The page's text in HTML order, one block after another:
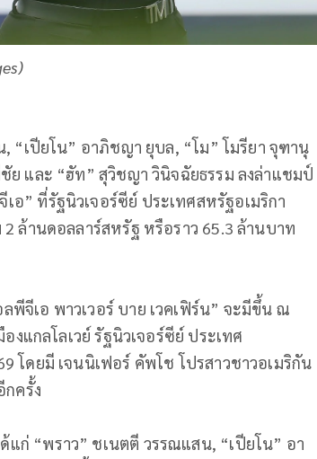
“เปียโน” อาภิชญา ยุบล, “โม” โมรียา จุฑานุ
และ “ฮัท” สุวิชญา วินิจฉัยธรรม ลงล่าแชมป์
” ที่รัฐนิวเจอร์ซีย์ ประเทศสหรัฐอเมริกา
ล้านดอลลาร์สหรัฐ หรือราว 65.3 ล้านบาท
จีเอ พาวเวอร์ บาย เวคเฟิร์น” จะมีขึ้น ณ
แกลโลเวย์ รัฐนิวเจอร์ซีย์ ประเทศ
โดยมี เจนนิเฟอร์ คัพโช โปรสาวชาวอเมริกัน
ครั้ง
ก่ “พราว” ชเนตตี วรรณแสน, “เปียโน” อา